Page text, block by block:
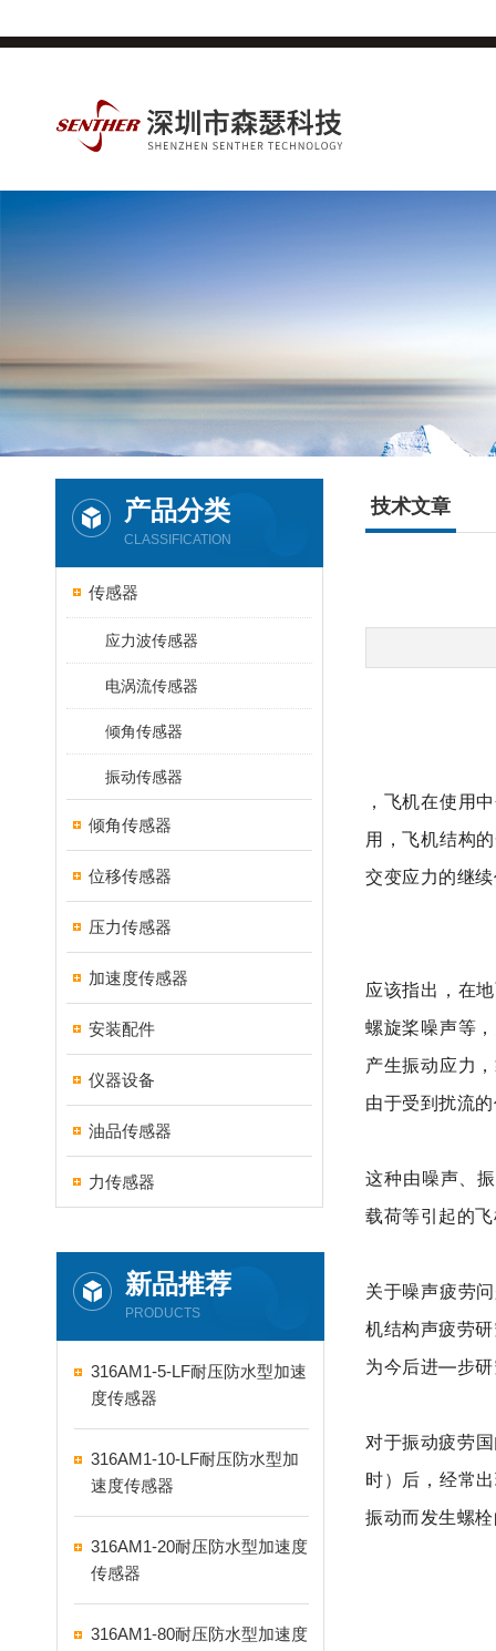
产品分类
CLASSIFICATION
传感器
应力波传感器
电涡流传感器
倾角传感器
振动传感器
倾角传感器
位移传感器
压力传感器
加速度传感器
安装配件
仪器设备
油品传感器
力传感器
新品推荐
PRODUCTS
316AM1-5-LF耐压防水型加速
度传感器
316AM1-10-LF耐压防水型加
速度传感器
316AM1-20耐压防水型加速度
传感器
316AM1-80耐压防水型加速度
技术文章
， 飞机在使用
用，飞机结构
交变应力的继
应该指出，在
螺旋桨噪声等
产生振动应力
由于受到扰流
这种由噪声、
载荷等引起的
关于噪声疲劳
机结构声疲劳
为今后进—步研
对于振动疲劳
时）后，经常
振动而发生螺